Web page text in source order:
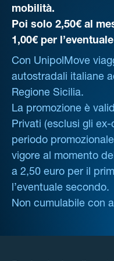
mobilità.
Poi solo 2,50€ al
1,00€ per
Con UnipolMove
autostradali italiane
Regione Sicilia.
La promozione è
Privati (esclusi gli
periodo
vigore al momento
a 2,50 euro per il
l’eventuale secondo.
Non cumulabile con